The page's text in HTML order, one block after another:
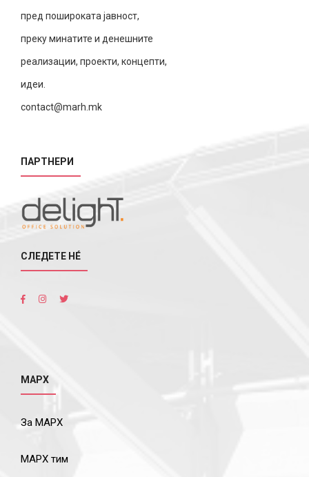
пред пошироката јавност,
преку минатите и денешните
реализации, проекти, концепти,
идеи.
contact@marh.mk
ПАРТНЕРИ
СЛЕДЕТЕ НÉ
МАРХ
За МАРХ
МАРХ тим